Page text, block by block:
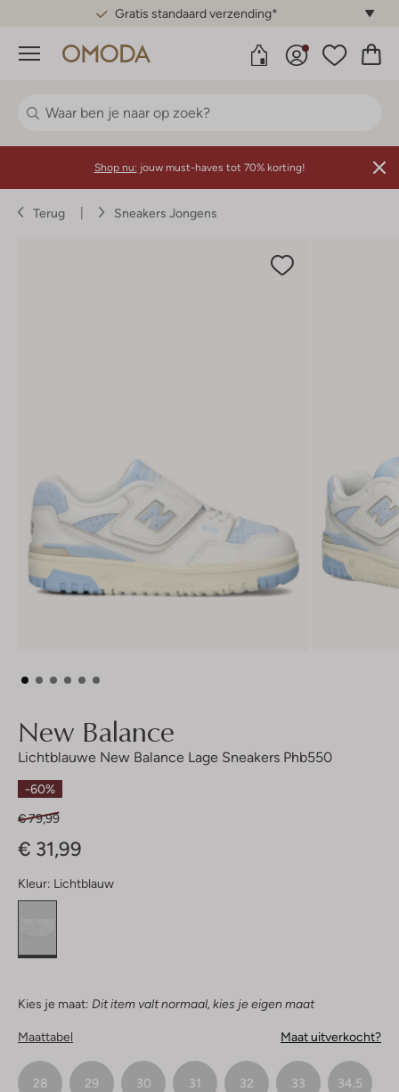
Gratis standaard verzending*
Menu
Shop nu: jouw must-haves tot 70% korting!
Terug Sneakers Jongens
New Balance
Lichtblauwe New Balance Lage Sneakers Phb550
-60%
€ 79,99
€ 31,99
Kleur: Lichtblauw
Kies je maat: Dit item valt normaal, kies je eigen maat
Maattabel Maat uitverkocht?
28 29 30 31 32 33 34,5